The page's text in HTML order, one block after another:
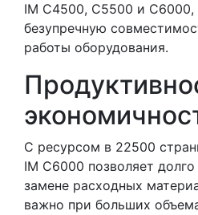
IM C4500, C5500 и C6000,
безупречную
работы оборудования.
С ресурсом в 22500
IM C6000 позволяет
замене расходных
важно при больших